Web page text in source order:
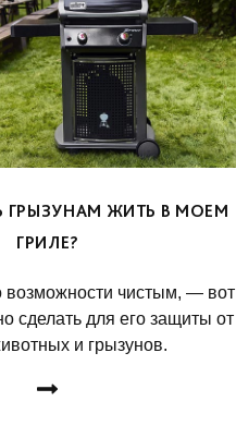
ГРЫЗУНАМ ЖИТЬ В МОЕМ
ГРИЛЕ?
возможности чистым, — вот
сделать для его защиты от
и грызунов.
ДЕТАЛЬНЕЕ